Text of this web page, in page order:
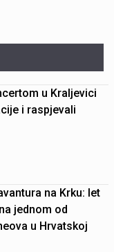
u Kraljevici
i raspjevali
na Krku: let
jednom od
u Hrvatskoj